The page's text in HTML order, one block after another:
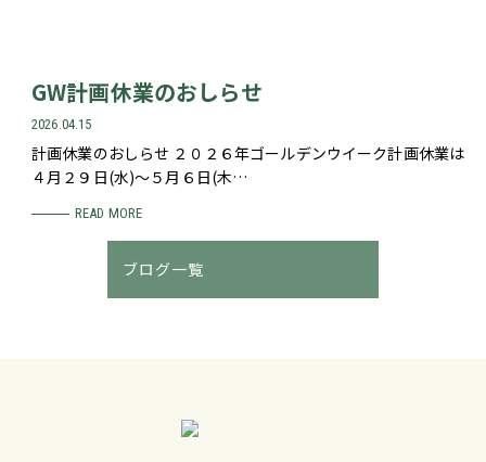
GW計画休業のおしらせ
2026.04.15
計画休業のおしらせ ２０２６年ゴールデンウイーク計画休業は
４月２９日(水)～５月６日(木…
READ MORE
ブログ一覧